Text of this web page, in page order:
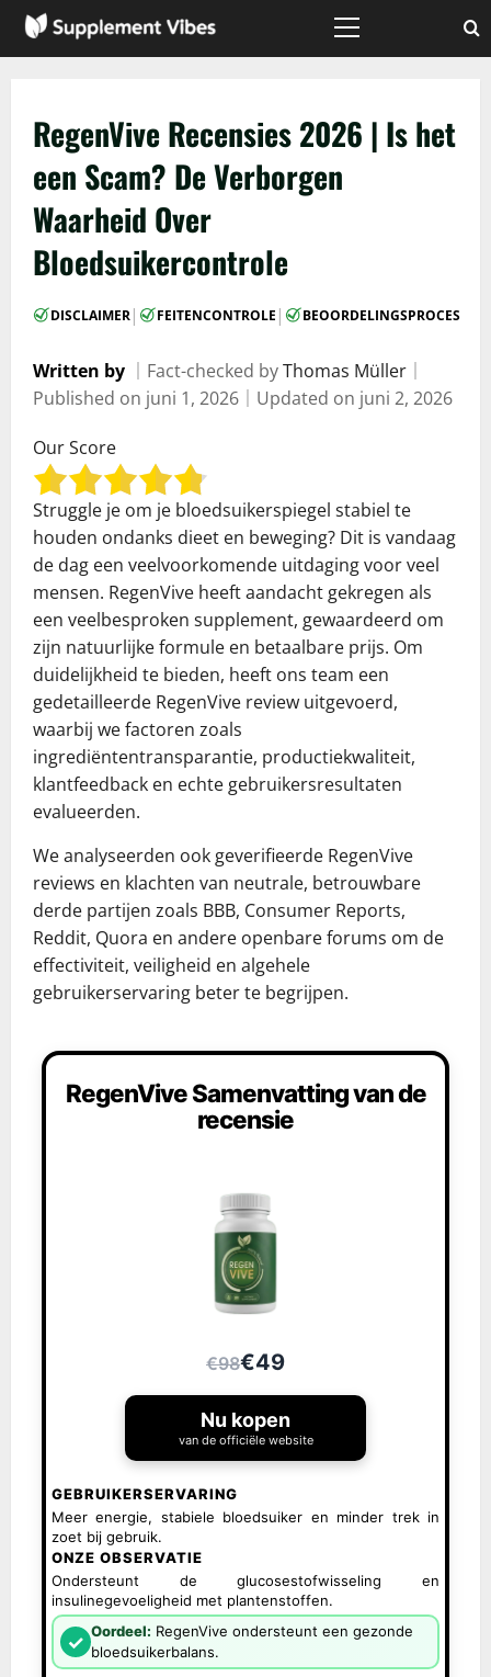
Skip
Primary
RegenVive Recensies 2026 | Is het
een Scam? De Verborgen
Waarheid Over
Bloedsuikercontrole
DISCLAIMER| FEITENCONTROLE| BEOORDELINGSPROCES
Written by Fact-checked byThomas Müller
Published on juni 1, 2026 Updated on juni 2, 2026
Our Score
Struggle je om je bloedsuikerspiegel stabiel te
houden ondanks dieet en beweging? Dit is vandaag
de dag een veelvoorkomende uitdaging voor veel
mensen. RegenVive heeft aandacht gekregen als
een veelbesproken supplement, gewaardeerd om
zijn natuurlijke formule en betaalbare prijs. Om
duidelijkheid te bieden, heeft ons team een
gedetailleerde RegenVive review uitgevoerd,
waarbij we factoren zoals
ingrediëntentransparantie, productiekwaliteit,
klantfeedback en echte gebruikersresultaten
evalueerden.
We analyseerden ook geverifieerde RegenVive
reviews en klachten van neutrale, betrouwbare
derde partijen zoals BBB, Consumer Reports,
Reddit, Quora en andere openbare forums om de
effectiviteit, veiligheid en algehele
gebruikerservaring beter te begrijpen.
RegenVive Samenvatting van de
recensie
€98€49
Nu kopen
van de officiële website
GEBRUIKERSERVARING
Meer energie, stabiele bloedsuiker en minder trek in
zoet bij gebruik.
ONZE OBSERVATIE
Ondersteunt de glucosestofwisseling en
insulinegevoeligheid met plantenstoffen.
✓ Oordeel: RegenVive ondersteunt een gezonde
bloedsuikerbalans.